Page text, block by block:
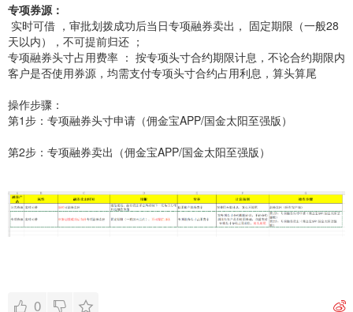
专项券源：
实时可借 ，审批划拨成功后当日专项融券卖出， 固定期限（一般28
天以内），不可提前归还 ；
专项融券头寸占用费率 ： 按专项头寸合约期限计息，不论合约期限内
客户是否使用券源，均需支付专项头寸合约占用利息，算头算尾
操作步骤：
第1步：专项融券头寸申请（佣金宝APP/国金太阳至强版）
第2步：专项融券卖出（佣金宝APP/国金太阳至强版）
0